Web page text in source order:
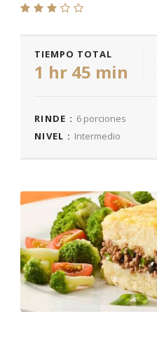
TIEMPO TOTAL
1 hr 45 min
RINDE : 6 porciones
NIVEL : Intermedio